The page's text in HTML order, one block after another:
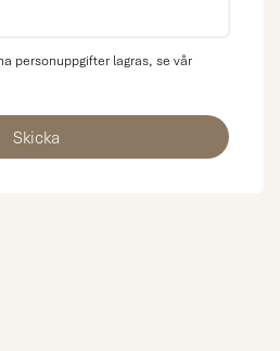
personuppgifter lagras, se vår